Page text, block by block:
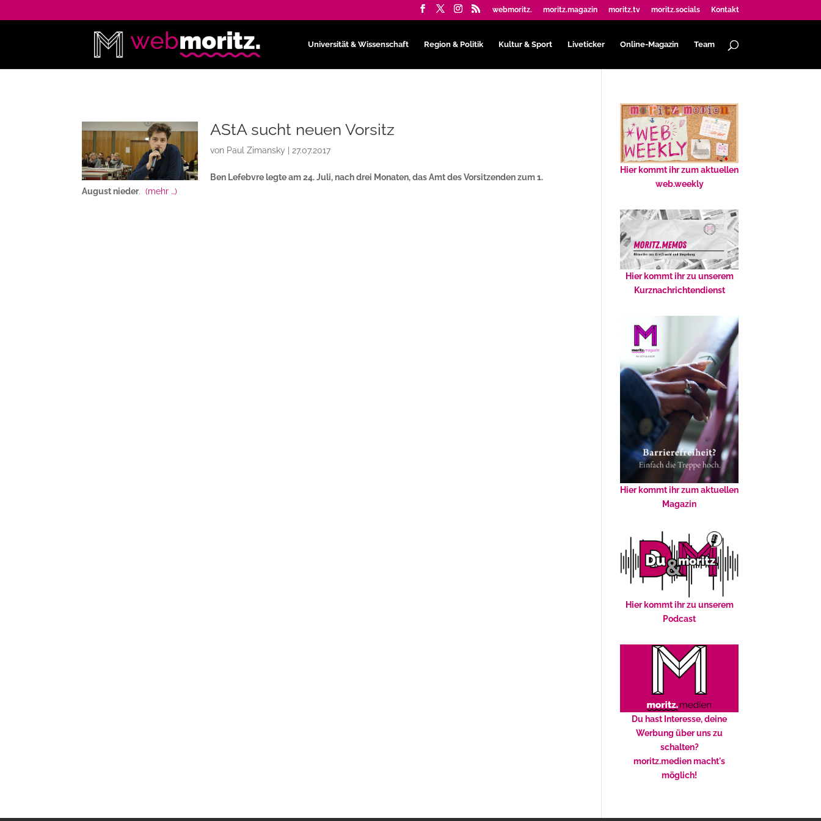
webmoritz. moritz.magazin moritz.tv moritz.socials Kontakt
Universität & Wissenschaft Region & Politik Kultur & Sport Liveticker Online-Magazin Team
AStA sucht neuen Vorsitz
von Paul Zimansky 27.07.2017
Ben Lefebvre legte am 24. Juli, nach drei Monaten, das Amt des Vorsitzenden zum 1.
August nieder.(mehr …)
Hier kommt ihr zum aktuellen
web.weekly
Hier kommt ihr zu unserem
Kurznachrichtendienst
Hier kommt ihr zum aktuellen
Magazin
Hier kommt ihr zu unserem
Podcast
Du hast Interesse, deine
Werbung über uns zu
schalten?
moritz.medien macht's
möglich!